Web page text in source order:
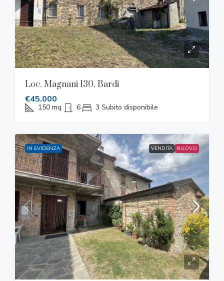
Loc. Magnani 130, Bardi
€45.000
150 mq 6 3 Subito disponibile
IN EVIDENZA VENDITA NUOVO